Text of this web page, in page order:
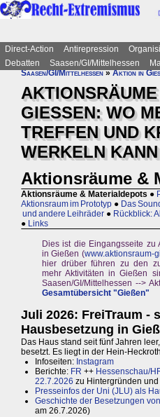
Direct-Action Antirepression
Debatten
Saasen/GI/Mittelhessen
Saasen/GI/Mittelhessen»Aktion in
GIESSEN: WO
TREFFEN UND
WERKELN
Aktionsräume &
Aktionsräume & Materialdepots ●
Aktionsraum im Prototyp ● Das
und andere Leihräder ● Rückblick:
● Links
Dies ist die Eingangsseite zu
in Gießen (www.aktionsraum-
hier drüber führen zu den
mehr Aktivitäten in Gießen
Saasen/GI/Mittelhessen -->
Gesamtübersicht "Gießen"
Juli 2026: FreiTraum -
Hausbesetzung in
Das Haus stand seit fünf Jahren
besetzt. Es liegt in der Hein-
Infoseiten: Instagram
Berichte: FR ++ Hessenschau/
22.7.2026 zu Hintergründen und
Presseinfos der Uni (JLU) als
Geschichte der Besetzungen
am 26.7.2026)